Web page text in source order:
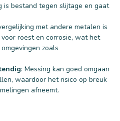
is bestand tegen slijtage en gaat
met andere metalen is
roest en corrosie, wat het
zoals
: Messing kan goed omgaan
waardoor het risico op breuk
afneemt.